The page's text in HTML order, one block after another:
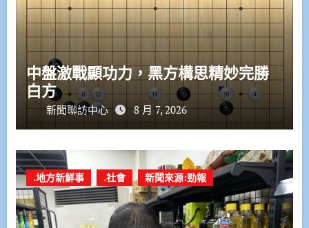
中盤激戰顯功力，黑方構思精妙完勝
白方
新聞聯訪中心 8 月 7, 2026
.地方新鮮事 .社會 新聞來源:勁報